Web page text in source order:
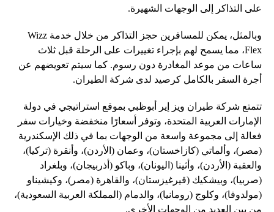
على التذاكر إلى الوجهات الشهيرة.
وبالمثل، يمكن للمسافرين حجز التذاكر من خلال خدمة Wizz
Flex، مما يسمح لهم بإجراء تغييرات على الرحلة قبل ثلاث
ساعات من موعد المغادرة دون رسوم. كما سيتم تعويضهم عن
أجرة السفر بالكامل كرصيد لدى شركة الطيران.
تتمتع شركة طيران ويز إير أبوظبي بموقع استراتيجي في دولة
الإمارات العربية المتحدة، وتوفر أسعارًا منخفضة وخيارات سفر
فعالة إلى مجموعة واسعة من الوجهات بما في ذلك الإسكندرية
(مصر)، وألماتي (كازاخستان)، وعمان (الأردن)، وأنقرة (تركيا)،
والعقبة (الأردن)، وأثينا (اليونان)، وباكو (أذربيجان)، وبلغراد
(صربيا)، وبيشكيك (قيرغيزستان)، والقاهرة (مصر)، وكيشيناو
(مولدوفا)، وكلوج (رومانيا)، والدمام (المملكة العربية السعودية)،
من بين العديد من الوجهات الأخرى.